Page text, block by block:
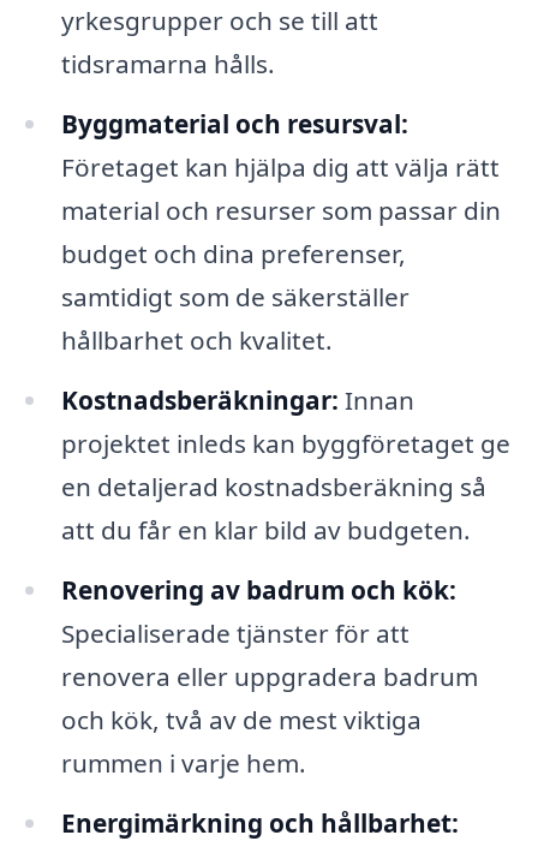
yrkesgrupper och se till att
tidsramarna hålls.
Byggmaterial och resursval:
Företaget kan hjälpa dig att välja rätt
material och resurser som passar din
budget och dina preferenser,
samtidigt som de säkerställer
hållbarhet och kvalitet.
Kostnadsberäkningar: Innan
projektet inleds kan byggföretaget ge
en detaljerad kostnadsberäkning så
att du får en klar bild av budgeten.
Renovering av badrum och kök:
Specialiserade tjänster för att
renovera eller uppgradera badrum
och kök, två av de mest viktiga
rummen i varje hem.
Energimärkning och hållbarhet: